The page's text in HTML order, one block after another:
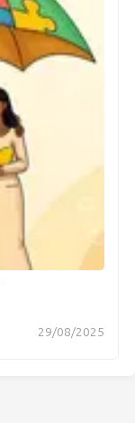
29/08/2025